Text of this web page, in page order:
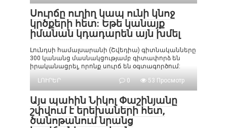
Սուրճը ուղիղ կապ ունի կնոջ
կրծքերի հետ: Եթե կանայք
իմանան կդադարեն այն խմել
Լունդսի համալսարանի (Շվեդիա) գիտնականները
300 կանանց մասնակցությամբ գիտափորձ են
իրականացրել, որոնք սուրճ են օգտագործում:
ԼՈՒՐԵՐ
0 53 Просмотр
Այս պահին Նիկոլ Փաշինյանը
շփվում է երեխաների հետ,
ծանոթանում նրանց